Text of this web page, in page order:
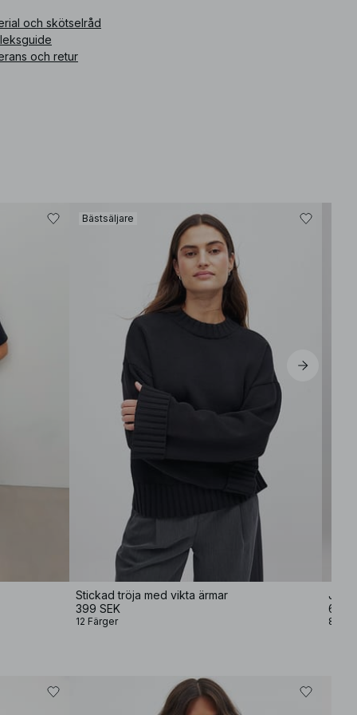
och skötselråd
och retur
Bästsäljare
Stickad tröja med vikta ärmar
399 SEK
12 Färger
699
8